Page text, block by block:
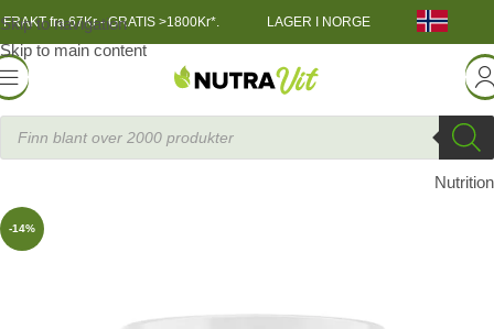
Skip to navigation
Skip to main content
FRAKT fra 67Kr - GRATIS >1800Kr*. LAGER I NORGE
»ELIT 100 % Pure Kreatin Monohydrat 300 g
Elit
Nutrition
-14%